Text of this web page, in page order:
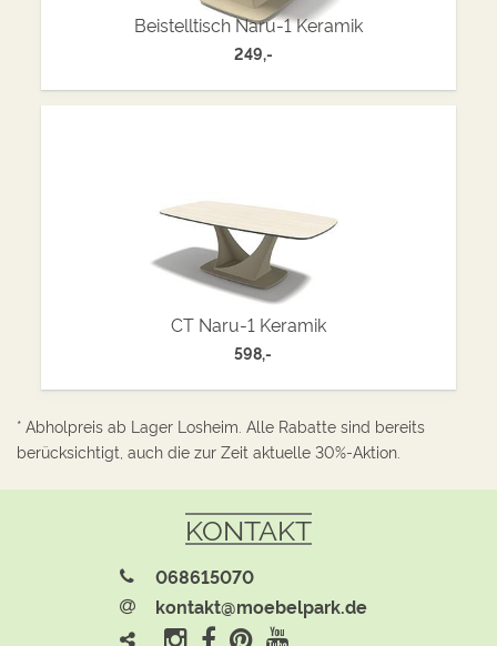
Beistelltisch Naru-1 Keramik
249,-
CT Naru-1 Keramik
598,-
* Abholpreis ab Lager Losheim. Alle Rabatte sind bereits
berücksichtigt, auch die zur Zeit aktuelle 30%-Aktion.
KONTAKT
068615070
kontakt@moebelpark.de